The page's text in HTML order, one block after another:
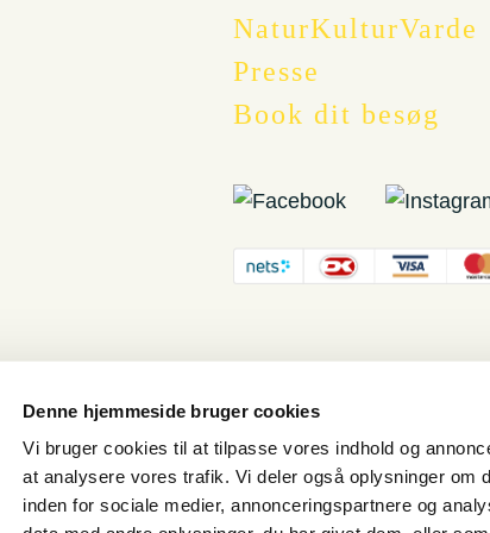
Denne hjemmeside bruger cookies
Vi bruger cookies til at tilpasse vores indhold og
at analysere vores trafik. Vi deler også oplysninger om
inden for sociale medier, annonceringspartnere og
NaturKulturVarde
Presse
Book dit besøg